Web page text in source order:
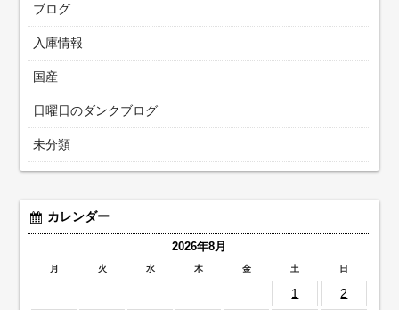
ブログ
入庫情報
国産
日曜日のダンクブログ
未分類
カレンダー
2026年8月
月 火 水 木 金 土 日
1
2